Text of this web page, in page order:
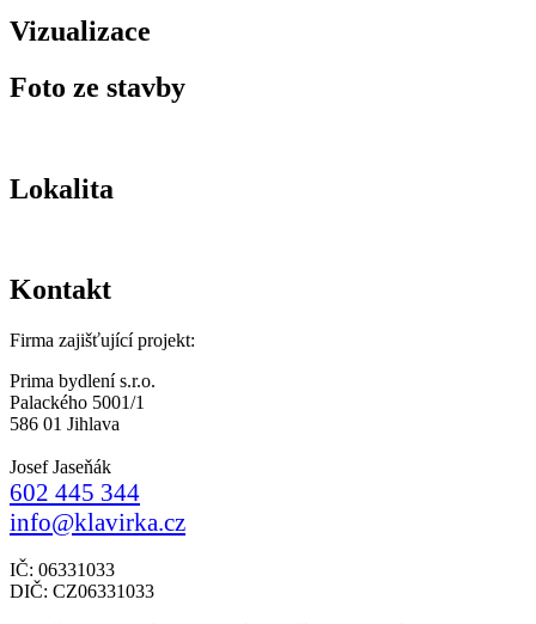
Vizualizace
Foto ze stavby
Lokalita
Kontakt
Firma zajišťující projekt:
Prima bydlení s.r.o.
Palackého 5001/1
586 01 Jihlava
Josef Jaseňák
602 445 344
info@klavirka.cz
IČ: 06331033
DIČ: CZ06331033